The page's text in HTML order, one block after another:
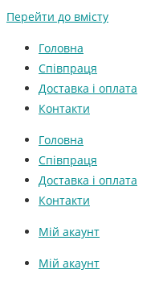
Перейти до вмісту
Головна
Співпраця
Доставка і оплата
Контакти
Головна
Співпраця
Доставка і оплата
Контакти
Мій акаунт
Мій акаунт